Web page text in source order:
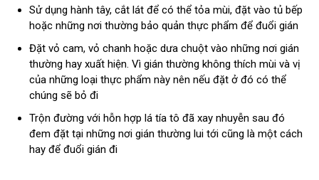
Sử dụng hành tây, cắt lát để có thể tỏa mùi, đặt vào tủ bếp
hoặc những nơi thường bảo quản thực phẩm để đuổi gián
Đặt vỏ cam, vỏ chanh hoặc dưa chuột vào những nơi gián
thường hay xuất hiện. Vì gián thường không thích mùi và vị
của những loại thực phẩm này nên nếu đặt ở đó có thể
chúng sẽ bỏ đi
Trộn đường với hỗn hợp lá tía tô đã xay nhuyễn sau đó
đem đặt tại những nơi gián thường lui tới cũng là một cách
hay để đuổi gián đi